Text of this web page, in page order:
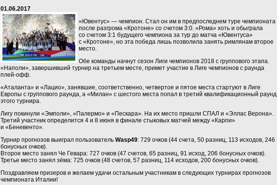
01.06.2017
«Ювентус» — чемпион. Стал он им в предпоследнем туре чемпионата
после разгрома «Кротоне» со счетом 3:0. «Рома» хоть и обыграла
со счетом 3:1 будущего чемпиона за тур до матча «Ювентуса»
с «Кротоне», но эта победа лишь позволила занять римлянам второе
место.
Обе команды начнут сезон Лиги чемпионов 2018 с группового этапа.
«Наполи», завершивший турнир на третьем месте, примет участие в Лиге чемпионов с раунда
плей-офф.
«Аталанта» и «Лацио», занявшие, соответственно, четвертое и пятое места стартуют в Лиге
Европы с группового раунда, а «Милан» с шестого места попал в третий квалификационный раунд
этого турнира.
Лигу покинули «Эмполи», «Палермо» и «Пескара». На их место пришли СПАЛ и «Эллас Верона».
Третий участник определится 4 и 8 июня в финале стыковых матчей между «Карпи»
и «Беневенто».
Турнир прогнозов выиграл пользователь Wasp49: 729 очков (44 счета, 50 разниц, 113 исходов, 246
бонусных очков).
Второе место занял Че Гевара: 727 очков (47 счетов, 65 разниц, 91 исход, 206 бонусных очков).
Третье место занял зёма: 725 очков (48 счетов, 57 разниц, 114 исходов, 200 бонусных очков).
Поздравляем призеров и желаем удачи остальным участникам в следующих турнирах прогнозов
чемпионата Италии!